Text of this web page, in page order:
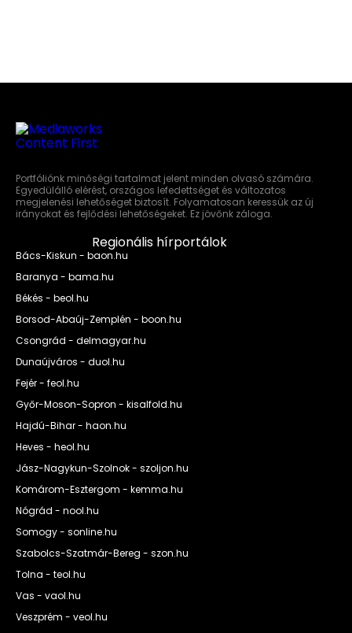
Portfóliónk minőségi tartalmat jelent minden olvasó számára.
Egyedülálló elérést, országos lefedettséget és változatos
megjelenési lehetőséget biztosít. Folyamatosan keressük az új
irányokat és fejlődési lehetőségeket. Ez jövőnk záloga.
Regionális hírportálok
Bács-Kiskun - baon.hu
Baranya - bama.hu
Békés - beol.hu
Borsod-Abaúj-Zemplén - boon.hu
Csongrád - delmagyar.hu
Dunaújváros - duol.hu
Fejér - feol.hu
Győr-Moson-Sopron - kisalfold.hu
Hajdú-Bihar - haon.hu
Heves - heol.hu
Jász-Nagykun-Szolnok - szoljon.hu
Komárom-Esztergom - kemma.hu
Nógrád - nool.hu
Somogy - sonline.hu
Szabolcs-Szatmár-Bereg - szon.hu
Tolna - teol.hu
Vas - vaol.hu
Veszprém - veol.hu